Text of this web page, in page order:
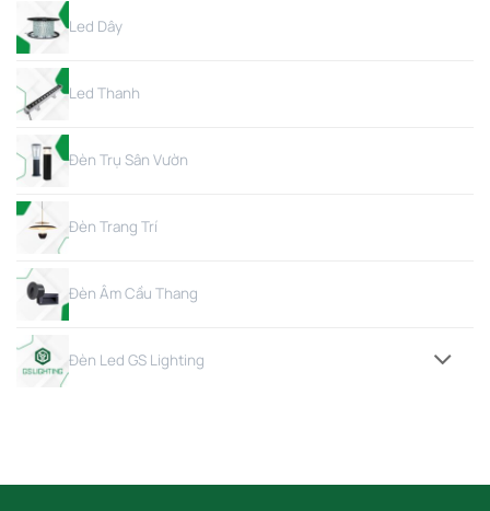
Led Dây
Led Thanh
Đèn Trụ Sân Vườn
Đèn Trang Trí
Đèn Âm Cầu Thang
Đèn Led GS Lighting